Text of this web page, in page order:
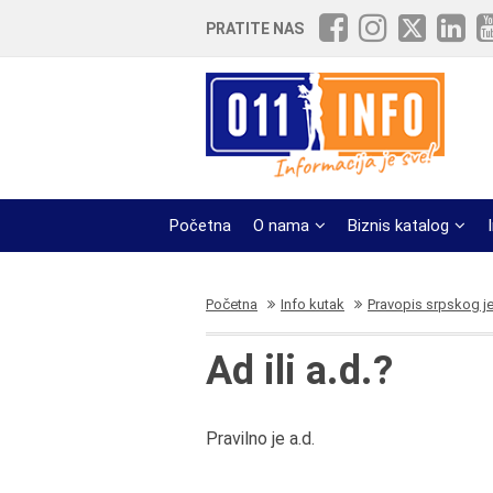
PRATITE NAS
Početna O nama Biznis katalog
Početna Info kutak Pravopis srpskog
Ad ili a.d.?
Pravilno je a.d.